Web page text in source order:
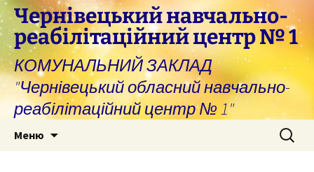
Перейти
до
вмісту
Чернівецький навчально-
реабілітаційний центр № 1
КОМУНАЛЬНИЙ ЗАКЛАД
"Чернівецький обласний навчально-
реабілітаційний центр № 1"
Меню Пошук: